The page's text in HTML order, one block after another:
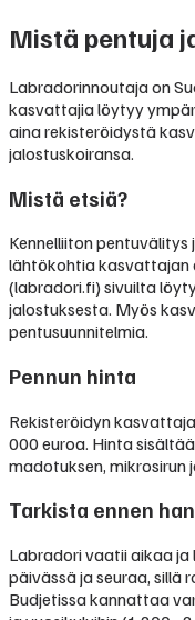
Mistä pentuja
Labradorinnoutaja on
kasvattajia löytyy
aina rekisteröidystä
jalostuskoiransa.
Mistä etsiä?
Kennelliiton
lähtökohtia kasvattajan
(labradori.fi) sivuilta
jalostuksesta. Myös
pentusuunnitelmia.
Pennun hinta
Rekisteröidyn
000 euroa. Hinta
madotuksen, mikrosirun
Tarkista ennen
Labradori vaatii aikaa
päivässä ja seuraa, sillä
Budjetissa kannattaa